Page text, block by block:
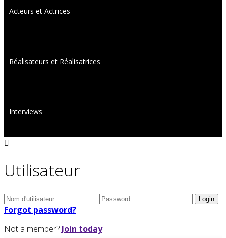
Acteurs et Actrices
Réalisateurs et Réalisatrices
Interviews
Utilisateur
Forgot password?
Not a member? Join today